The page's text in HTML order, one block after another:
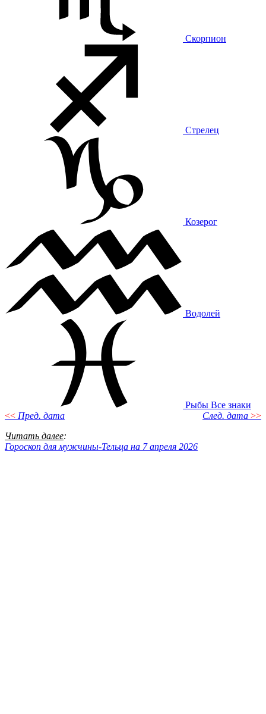
Скорпион
Стрелец
Козерог
Водолей
Рыбы Все знаки
<< Пред. дата След. дата >>
Читать далее:
Гороскоп для мужчины-Тельца на 7 апреля 2026